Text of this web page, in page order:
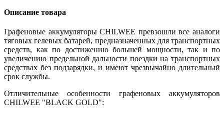
Описание товара
Графеновые аккумуляторы CHILWEE превзошли все аналоги
тяговых гелевых батарей, предназначенных для транспортных
средств, как по достижению большей мощности, так и по
увеличению предельной дальности поездки на транспортных
средствах без подзарядки, и имеют чрезвычайно длительный
срок службы.
Отличительные особенности графеновых аккумуляторов
CHILWEE "BLACK GOLD":